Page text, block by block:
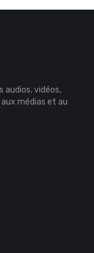
audios, vidéos,
médias et au